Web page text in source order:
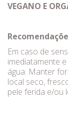
VEGANO E
Em caso de
imediatamente
água. Manter
local seco,
pele ferida e/ou